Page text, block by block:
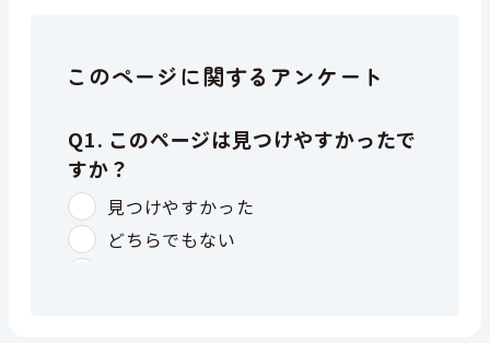
このページに関するアンケート